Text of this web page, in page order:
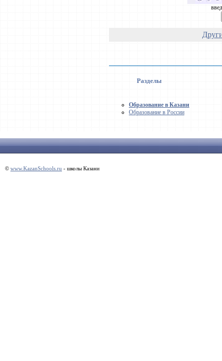
Разделы
Образование в Казани
Образование в России
© www.KazanSchools.ru - школы Казани